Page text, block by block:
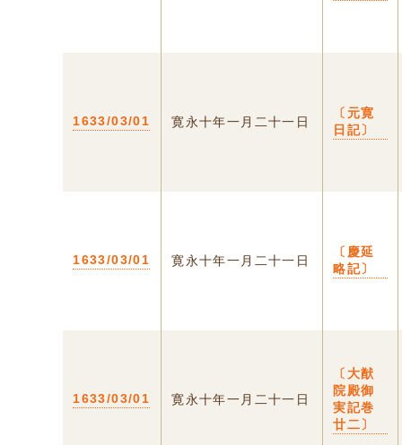
1633/03/01 寛永十年一月二十一日
〔元寛
日記〕
1633/03/01 寛永十年一月二十一日
〔慶延
略記〕
1633/03/01 寛永十年一月二十一日
〔大猷
院殿御
実記巻
廿二〕